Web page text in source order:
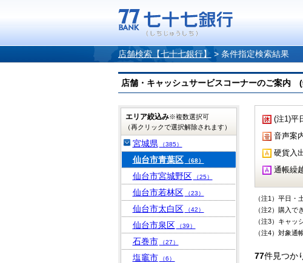
店舗検索【七十七銀行】 > 条件指定検索結果
店舗・キャッシュサービスコーナーのご案内
(注1)平
音声案
硬貨入
通帳繰
（注1）平日・
（注2）購入で
（注3）キャッ
（注4）対象通
77件見つか
エリア絞込み※複数選択可
（再クリックで選択解除されます）
宮城県 （385）
仙台市青葉区 （68）
仙台市宮城野区 （25）
仙台市若林区 （23）
仙台市太白区 （42）
仙台市泉区 （39）
石巻市 （27）
塩竈市 （6）